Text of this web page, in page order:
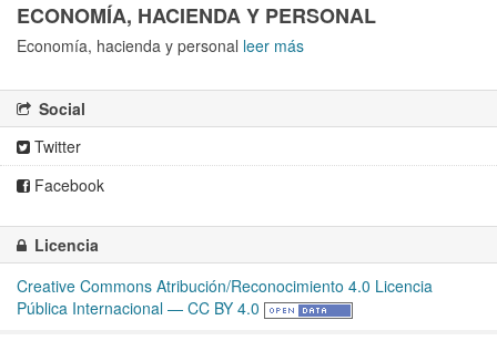
ECONOMÍA, HACIENDA Y PERSONAL
Economía, hacienda y personal leer más
Social
Twitter
Facebook
Licencia
Creative Commons Atribución/Reconocimiento 4.0 Licencia
Pública Internacional — CC BY 4.0